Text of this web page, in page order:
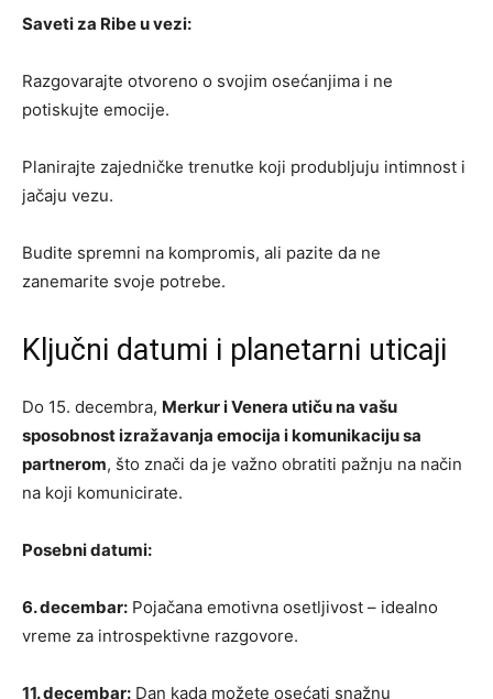
Saveti za Ribe u vezi:
Razgovarajte otvoreno o svojim osećanjima i ne
potiskujte emocije.
Planirajte zajedničke trenutke koji produbljuju intimnost i
jačaju vezu.
Budite spremni na kompromis, ali pazite da ne
zanemarite svoje potrebe.
Ključni datumi i planetarni uticaji
Do 15. decembra, Merkur i Venera utiču na vašu
sposobnost izražavanja emocija i komunikaciju sa
partnerom, što znači da je važno obratiti pažnju na način
na koji komunicirate.
Posebni datumi:
6. decembar: Pojačana emotivna osetljivost – idealno
vreme za introspektivne razgovore.
11. decembar: Dan kada možete osećati snažnu